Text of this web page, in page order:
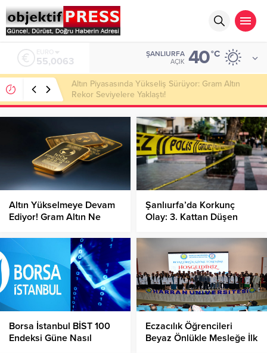
6.543,59
ŞANLIURFA
AÇIK 40°C
Atatürk Bulvarı Sıcak Asfaltla Yenileniyor!
Altın Yükselmeye Devam
Ediyor! Gram Altın Ne
Şanlıurfa’da Korkunç
Olay: 3. Kattan Düşen
Borsa İstanbul BİST 100
Endeksi Güne Nasıl
Eczacılık Öğrencileri
Beyaz Önlükle Mesleğe İlk